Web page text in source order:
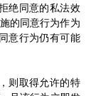
绝同意的私法效
的同意行为作为
同意行为仍有可能
则取得允许的特